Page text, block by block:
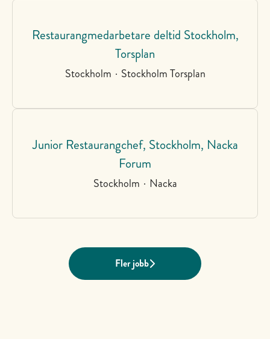
Restaurangmedarbetare deltid Stockholm,
Torsplan
Stockholm · Stockholm Torsplan
Junior Restaurangchef, Stockholm, Nacka
Forum
Stockholm · Nacka
Fler jobb